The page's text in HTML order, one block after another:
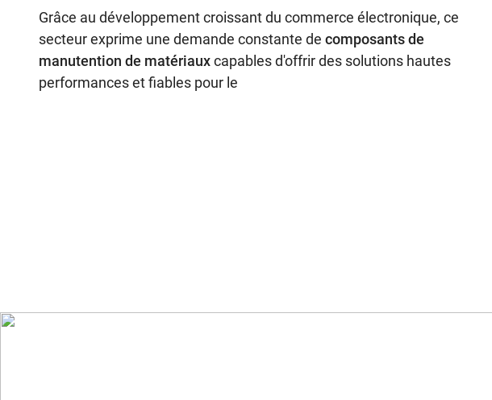
Grâce au développement croissant du commerce électronique, ce
secteur exprime une demande constante de composants de
manutention de matériauxcapables d'offrir des solutions hautes
performances et fiables pour le